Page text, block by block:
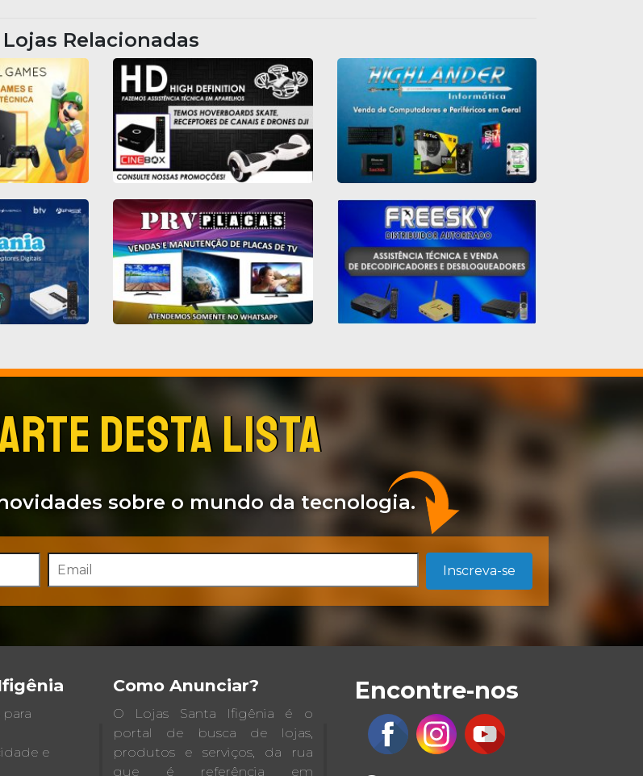
Lojas Relacionadas
DESTA LISTA
sobre o mundo da tecnologia.
Inscreva-se
para
e
Como Anunciar?
O Lojas Santa Ifigênia é o
portal de busca de lojas,
produtos e serviços, da rua
que é referência em
Encontre-nos